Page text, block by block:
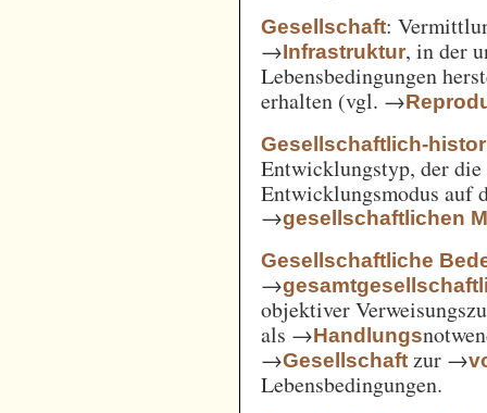
Gesellschaft:
→Infrastruktur, in der
Lebensbedingungen
erhalten (vgl. →
Gesellschaftlich-
Entwicklungstyp, der
Entwicklungsmodus auf
→gesellschaftlichen
Gesellschaftliche
→
objektiver
als →Handlungs
→Gesellschaft zur →
Lebensbedingungen.